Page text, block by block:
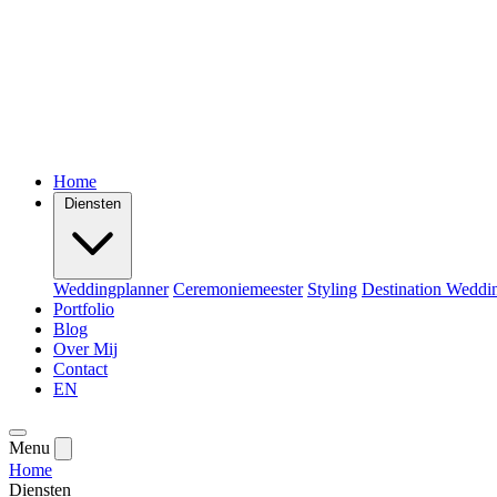
Home
Diensten
Weddingplanner Ceremoniemeester Styling Destination
Portfolio
Blog
Over Mij
Contact
EN
Menu
Home
Diensten